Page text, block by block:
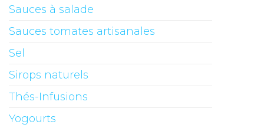
Sauces à salade
Sauces tomates artisanales
Sel
Sirops naturels
Thés-Infusions
Yogourts